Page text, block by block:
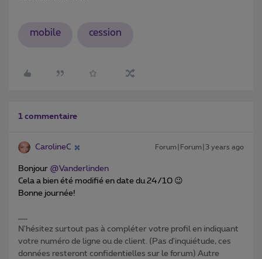
mobile cession
1 commentaire
CarolineC Forum|Forum|3 years ago
Bonjour @Vanderlinden
Cela a bien été modifié en date du 24/10 😉
Bonne journée!
N'hésitez surtout pas à compléter votre profil en indiquant
votre numéro de ligne ou de client. (Pas d'inquiétude, ces
données resteront confidentielles sur le forum) Autre